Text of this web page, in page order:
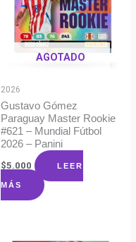
AGOTADO
2026
Gustavo Gómez
Paraguay Master Rookie
#621 – Mundial Fútbol
2026 – Panini
$5.000 LEER
MÁS